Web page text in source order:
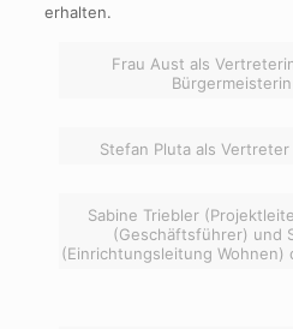
erhalten.
Frau Aust als
Stefan Pluta als
Sabine Triebler
(Geschäftsführer) und
(Einrichtungsleitung Wohnen)